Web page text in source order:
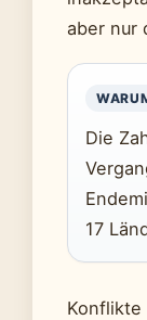
aber nur
Die
17
Konflikte